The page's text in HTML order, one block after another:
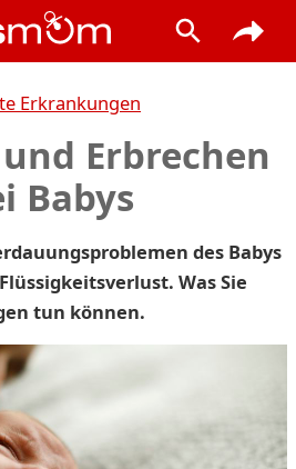
Erkrankungen
Erbrechen
Babys
des Babys
Was Sie
tun können.